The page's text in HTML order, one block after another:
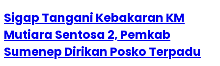
Sigap Tangani Kebakaran KM
Mutiara Sentosa 2, Pemkab
Sumenep Dirikan Posko Terpadu